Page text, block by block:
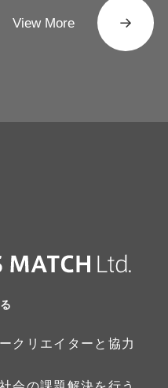
View More
クリエイターと協力